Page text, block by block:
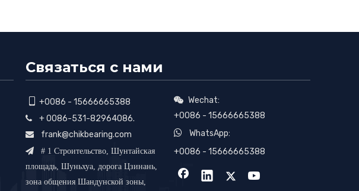
Связаться с нами
+0086 - 15666665388
 + 0086-531-82964086.
 frank@chikbearing.com
 # 1 Строительство, Шунтайская
площадь, Шуньхуа, дорога Цзинань,
зона общения Шандунской зоны,
 Wechat:
+0086 - 15666665388
 WhatsApp:
+0086 - 15666665388